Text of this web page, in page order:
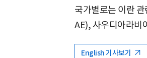
국가별로는 이란
AE), 사우디아라비
English 기사보기